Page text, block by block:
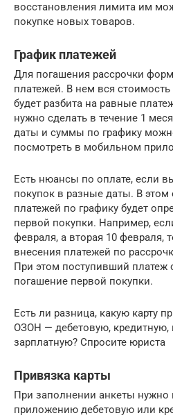
восстановления лимита им
покупке новых товаров.
График платежей
Для погашения рассрочки
платежей. В нем вся стоимость
будет разбита на равные
нужно сделать в течение 1
даты и суммы по графику
посмотреть в мобильном
Есть нюансы по оплате, если
покупок в разные даты. В этом
платежей по графику будет
первой покупки. Например,
февраля, а вторая 10 февраля,
внесения платежей по
При этом поступивший платеж
погашение первой покупки.
Есть ли разница, какую карту
ОЗОН — дебетовую, кредитную,
зарплатную? Спросите юриста
Привязка карты
При заполнении анкеты нужно
приложению дебетовую или